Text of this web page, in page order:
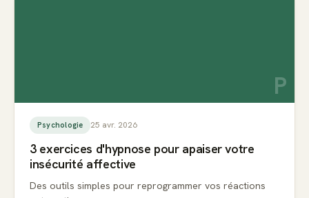
P
Psychologie 25 avr. 2026
3 exercices d'hypnose pour apaiser votre
insécurité affective
Des outils simples pour reprogrammer vos réactions